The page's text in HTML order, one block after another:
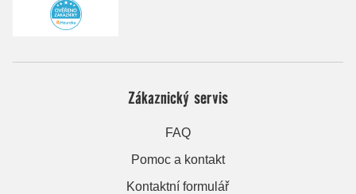
Zákaznický servis
FAQ
Pomoc a kontakt
Kontaktní formulář